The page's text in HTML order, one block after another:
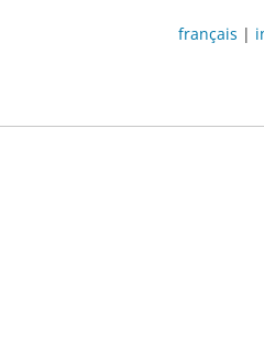
français |